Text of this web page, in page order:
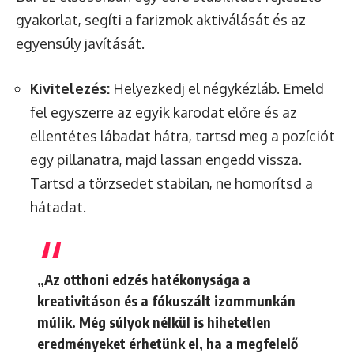
gyakorlat, segíti a farizmok aktiválását és az
egyensúly javítását.
Kivitelezés: Helyezkedj el négykézláb. Emeld
fel egyszerre az egyik karodat előre és az
ellentétes lábadat hátra, tartsd meg a pozíciót
egy pillanatra, majd lassan engedd vissza.
Tartsd a törzsedet stabilan, ne homorítsd a
hátadat.
„Az otthoni edzés hatékonysága a
kreativitáson és a fókuszált izommunkán
múlik. Még súlyok nélkül is hihetetlen
eredményeket érhetünk el, ha a megfelelő